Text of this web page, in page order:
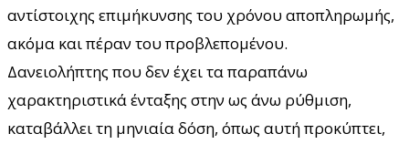
αντίστοιχης επιμήκυνσης του χρόνου αποπληρωμής,
ακόμα και πέραν του προβλεπομένου.
Δανειολήπτης που δεν έχει τα παραπάνω
χαρακτηριστικά ένταξης στην ως άνω ρύθμιση,
καταβάλλει τη μηνιαία δόση, όπως αυτή προκύπτει,